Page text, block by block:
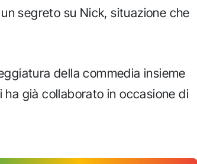
segreto su Nick, situazione che
della commedia insieme
già collaborato in occasione di